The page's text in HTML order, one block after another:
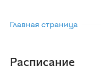
Главная страница
Расписание